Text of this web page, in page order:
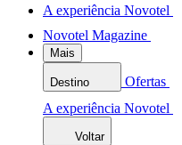
A experiência Novotel
Novotel Magazine
Mais
Destino Ofertas
A experiência Novotel
Voltar